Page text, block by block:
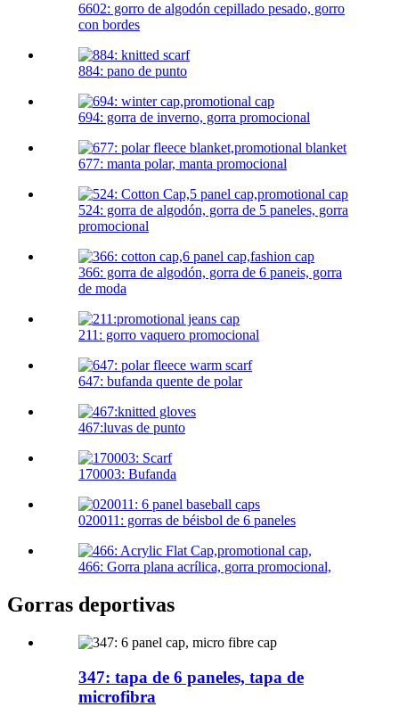
6602: gorro de algodón cepillado pesado, gorro
con bordes
884: pano de punto
694: gorra de inverno, gorra promocional
677: manta polar, manta promocional
524: gorra de algodón, gorra de 5 paneles, gorra
promocional
366: gorra de algodón, gorra de 6 paneis, gorra
de moda
211: gorro vaquero promocional
647: bufanda quente de polar
467:luvas de punto
170003: Bufanda
020011: gorras de béisbol de 6 paneles
466: Gorra plana acrílica, gorra promocional,
Gorras deportivas
347: tapa de 6 paneles, tapa de
microfibra